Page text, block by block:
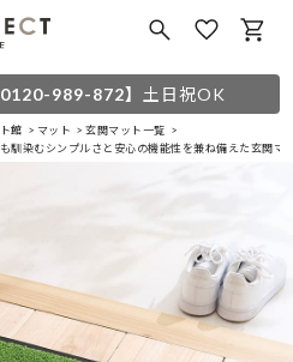
0120-989-872】 土日祝OK
館 マット
玄関マット一覧
馴染むシンプルさと安心の機能性を兼ね備えた玄関マ